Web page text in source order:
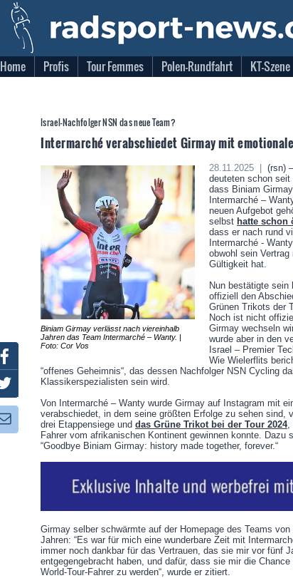
Home Profis Tour Femmes Polen-Rundfahrt KT-Szene
Israel-Nachfolger NSN das neue Team?
Intermarché verabschiedet Girmay mit
Biniam Girmay verlässt nach viereinhalb
Jahren das Team Intermarché – Wanty. |
Foto: Cor Vos
28.11.2025 |
(rsn)
deuteten schon seit
dass Biniam
Intermarché –
neuen Aufgebot
selbst hatte schon
dass er nach rund
Intermarché -
obwohl sein
Gültigkeit hat.
Nun bestätigte sein
offiziell den
Grünen Trikots der
Noch ist nicht
Girmay wechseln
wurde aber in den
Israel – Premier
Wie Wielerflits
“offenes Geheimnis“, das dessen Nachfolger NSN Cycling
Klassikerspezialisten sein wird.
Von Intermarché – Wanty wurde Girmay auf Instagram mit
verabschiedet, in dem seine größten Erfolge zu sehen sind,
drei Etappensiege und das Grüne Trikot bei der Tour 2024,
Fahrer vom afrikanischen Kontinent gewinnen konnte. Dazu
“Goodbye Biniam Girmay: history made together, forever.“
Girmay selber schwärmte auf der Homepage des Teams
Jahren: “Es war für mich eine wunderbare Zeit mit
immer noch dankbar für das Vertrauen, das sie mir vor fünf
entgegengebracht haben, und dafür, dass sie mir die
World-Tour-Fahrer zu werden“, wurde er zitiert.
Twitter
Newsletter: